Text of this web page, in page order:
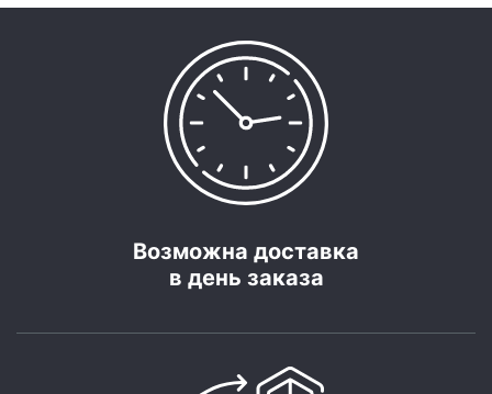
Возможна доставка
в день заказа